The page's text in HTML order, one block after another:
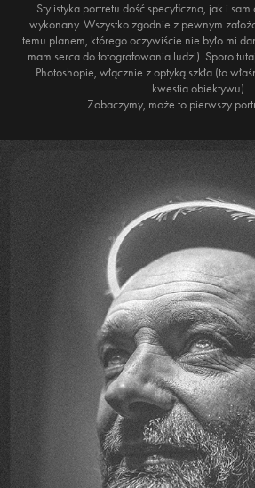
Stylistyka portretu dość specyficzna, jak i sam
wykonany. Wszystko zgodnie z pewnym
temu planem, którego oczywiście nie było mi
mam serca do fotografowania ludzi). Sporo
Photoshopie, włącznie z optyką szkła (to
kwestia obiektywu).
Zobaczymy, może to pierwszy